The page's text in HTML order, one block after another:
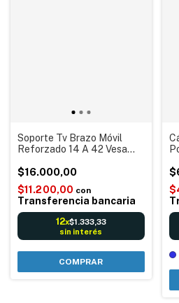
Soporte Tv Brazo Móvil
Reforzado 14 A 42 Vesa
$16.000,00
$11.200,00 con
Transferencia bancaria
12x$1.333,33
sin interés